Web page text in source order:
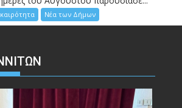
Νέα των Δήμων